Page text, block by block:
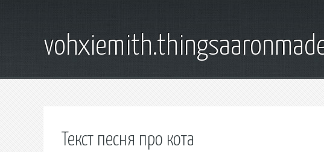
Текст песня про кота